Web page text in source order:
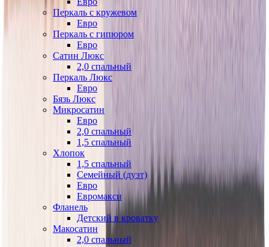
Перкаль с кружевом
Евро
Перкаль с гипюром
Евро
Сатин Люкс
2,0 спальный
Перкаль Люкс
Евро
Бязь Люкс
Микросатин
Евро
2,0 спальный
1,5 спальный
Хлопок
1,5 спальный
Семейный (дуэт)
Евро
Евромакси
Фланель
Детский в кроватку
Макосатин
2,0 спальный